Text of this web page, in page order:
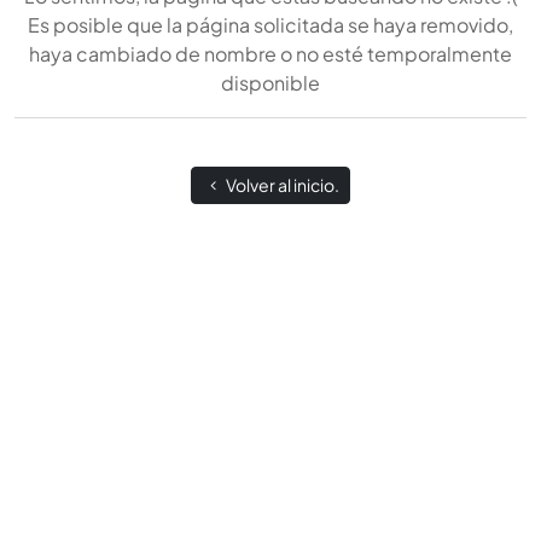
Es posible que la página solicitada se haya removido,
haya cambiado de nombre o no esté temporalmente
disponible
Volver al inicio.